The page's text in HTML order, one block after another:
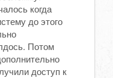
когда
до этого
Потом
доступ к